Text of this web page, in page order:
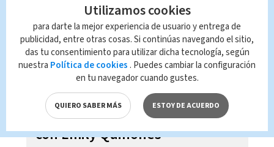
Pronóstico del tiempo para
Costa Rica 06 de agosto 2026,
con Emily Quiñones
Utilizamos cookies
para darte la mejor experiencia de usuario y entrega de
publicidad, entre otras cosas. Si continúas navegando el sitio,
das tu consentimiento para utilizar dicha tecnología, según
nuestra Política de cookies . Puedes cambiar la configuración
en tu navegador cuando gustes.
QUIERO SABER MÁS ESTOY DE ACUERDO